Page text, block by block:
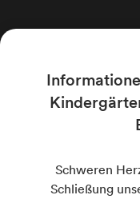
Schweren
Schließung